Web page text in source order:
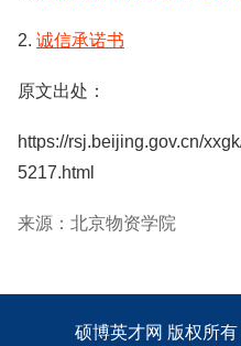
2. 诚信承诺书
原文出处：
https://rsj.beijing.gov.cn/
5217.html
来源：北京物资学院
硕博英才网 版权所有